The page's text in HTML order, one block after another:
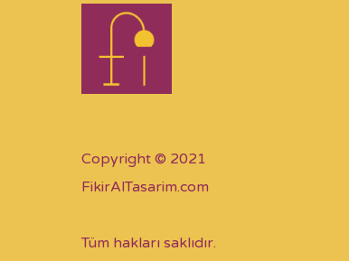
Copyright © 2021
FikirAlTasarim.com
Tüm hakları saklıdır.